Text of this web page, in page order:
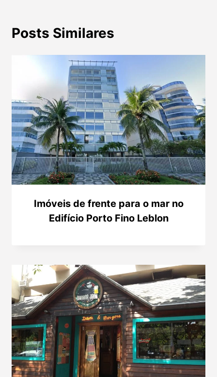
Posts Similares
Imóveis de frente para o mar no
Edifício Porto Fino Leblon